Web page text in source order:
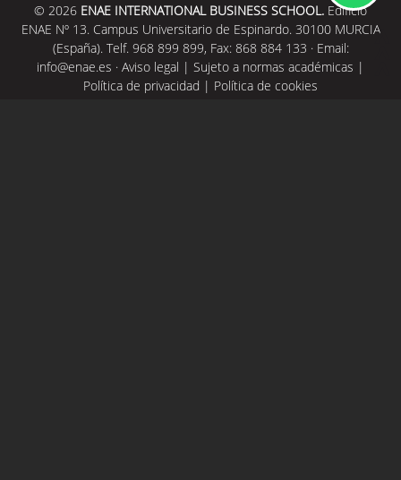
© 2026 ENAE INTERNATIONAL BUSINESS SCHOOL. Edificio
ENAE Nº 13. Campus Universitario de Espinardo. 30100 MURCIA
(España). Telf. 968 899 899, Fax: 868 884 133 · Email:
info@enae.es · Aviso legal | Sujeto a normas académicas |
Política de privacidad | Política de cookies